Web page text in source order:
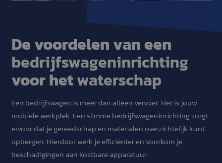
De voordelen van een
bedrijfswageninrichting
voor hetwaterschap
Een bedrijfswagen is meer dan alleen vervoer. Het is jouw
mobiele werkplek. Een slimme bedrijfswageninrichting zorgt
ervoor dat je gereedschap en materialen overzichtelijk kunt
opbergen. Hierdoor werk je efficiënter en voorkom je
beschadigingen aan kostbare apparatuur.